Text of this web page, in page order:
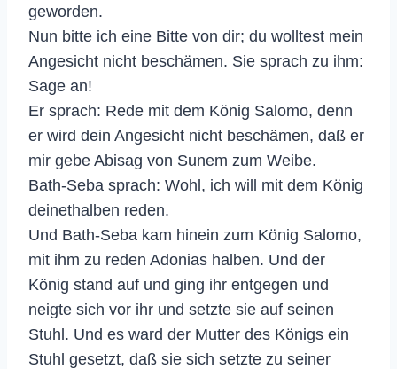
geworden.
Nun bitte ich eine Bitte von dir; du wolltest mein
Angesicht nicht beschämen. Sie sprach zu ihm:
Sage an!
Er sprach: Rede mit dem König Salomo, denn
er wird dein Angesicht nicht beschämen, daß er
mir gebe Abisag von Sunem zum Weibe.
Bath-Seba sprach: Wohl, ich will mit dem König
deinethalben reden.
Und Bath-Seba kam hinein zum König Salomo,
mit ihm zu reden Adonias halben. Und der
König stand auf und ging ihr entgegen und
neigte sich vor ihr und setzte sie auf seinen
Stuhl. Und es ward der Mutter des Königs ein
Stuhl gesetzt, daß sie sich setzte zu seiner